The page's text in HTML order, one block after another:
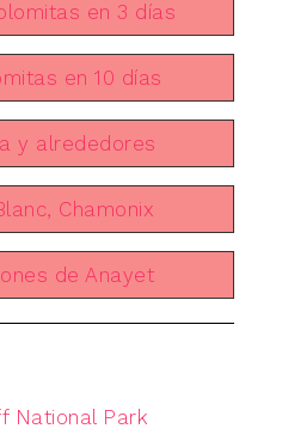
en 3 días
en 10 días
y alrededores
Chamonix
de Anayet
National Park